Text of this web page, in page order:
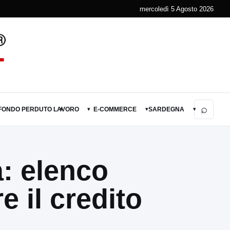
mercoledì 5 Agosto 2026
PERDUTO ▾
LAVORO ▾ E-COMMERCE ▾SARDEGNA ▾ ⌕
elenco
il credito